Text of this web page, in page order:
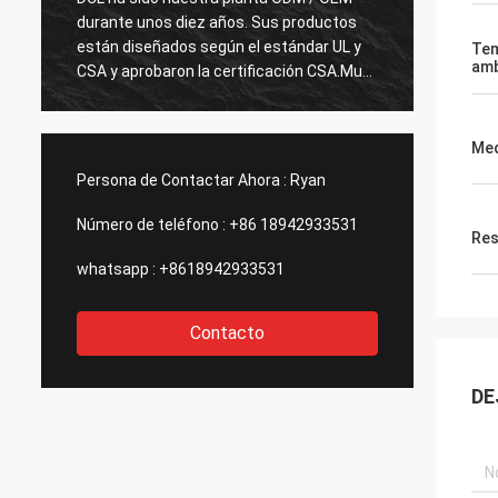
durante unos diez años. Sus productos
están diseñados según el estándar UL y
CSA y aprobaron la certificación CSA.Muy
pocos fabricantes chinos pueden
productos
calidad
rigurosos
para
Persona de Contactar Ahora : Ryan
Número de teléfono : +86 18942933531
whatsapp : +8618942933531
Contacto